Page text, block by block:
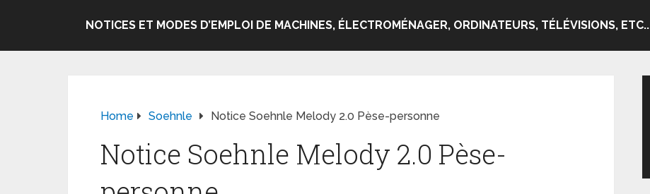
NOTICES ET MODES D’EMPLOI DE MACHINES, ÉLECTROMÉNAGER, ORDINATEURS, TÉLÉVISIONS, ETC..
Home Soehnle Notice Soehnle Melody 2.0 Pèse-personne
Notice Soehnle Melody 2.0 Pèse-